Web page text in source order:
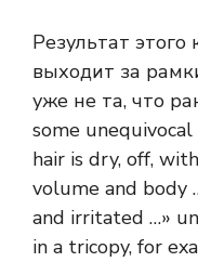
Результат
выходит за
уже не та, что
some
hair is dry, off,
volume and body
and irritated …»
in a tricopy, for